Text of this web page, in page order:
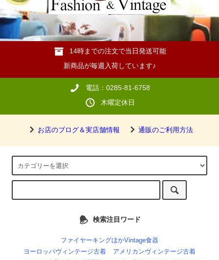
14時までの注文で当日発送可能
新商品が毎週入荷しています♪
電話：0285-81-6758
木曜定休日
お店のブログ＆実店舗情報 通販のご利用方法
検索注目ワード
ファイヤーキングほかVintage食器
ヨーロッパヴィンテージ古着
アメリカンヴィンテージ古着